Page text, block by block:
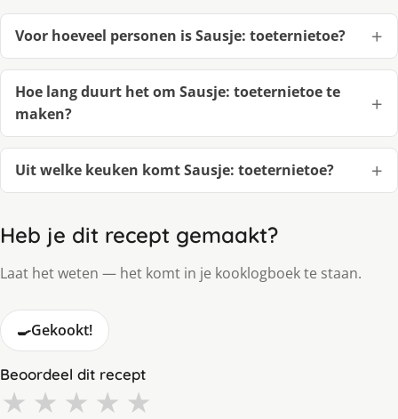
Voor hoeveel personen is Sausje: toeternietoe?
Hoe lang duurt het om Sausje: toeternietoe te
maken?
Uit welke keuken komt Sausje: toeternietoe?
Heb je dit recept gemaakt?
Laat het weten — het komt in je kooklogboek te staan.
🍳Gekookt!
Beoordeel dit recept
★ ★ ★ ★ ★